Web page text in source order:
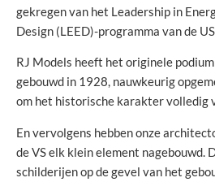
gekregen van het Leadership in
Design (LEED)-programma van de
RJ Models heeft het originele
gebouwd in 1928, nauwkeurig
om het historische karakter volledig
En vervolgens hebben onze
de VS elk klein element nagebouwd.
schilderijen op de gevel van het